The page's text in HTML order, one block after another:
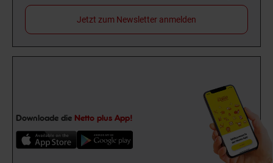
Jetzt zum Newsletter anmelden
Downloade die Netto plus App!